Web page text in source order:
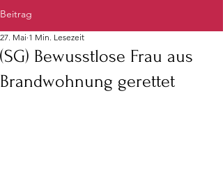
Beitrag
(SG) Bewusstlose Frau aus
Brandwohnung gerettet
27. Mai 1 Min. Lesezeit